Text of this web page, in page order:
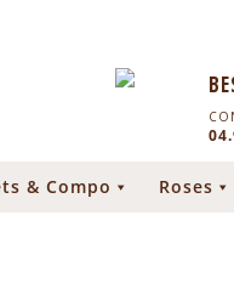
& Compo Roses